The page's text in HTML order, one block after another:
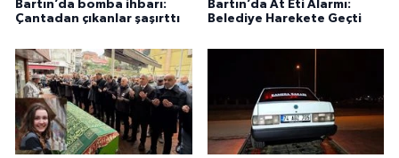
Bartın’da bomba ihbarı:
Çantadan çıkanlar şaşırttı
Bartın’da At Eti Alarmı:
Belediye Harekete Geçti